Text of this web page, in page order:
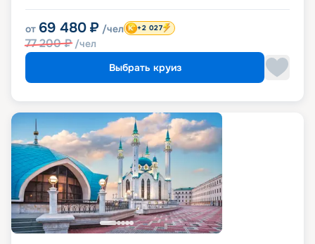
от 69 480 ₽ /чел
77 200₽ /чел
+2 027
Выбрать круиз